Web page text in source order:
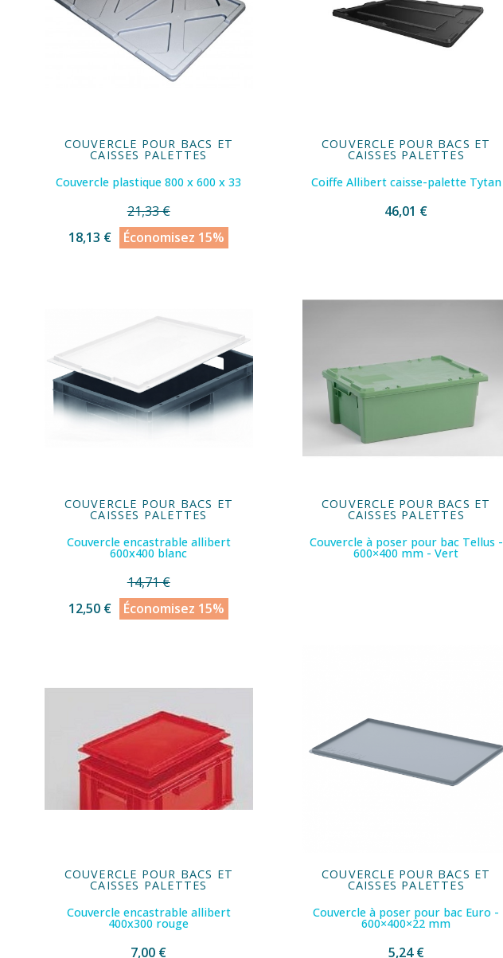
COUVERCLE POUR BACS ET
CAISSES PALETTES
Couvercle plastique 800 x 600 x 33
21,33 €
18,13 €
Économisez 15%
COUVERCLE POUR BACS ET
CAISSES PALETTES
Coiffe Allibert caisse-palette Tytan
46,01 €
COUVERCLE POUR BACS ET
CAISSES PALETTES
Couvercle encastrable allibert
600x400 blanc
14,71 €
12,50 €
Économisez 15%
COUVERCLE POUR BACS ET
CAISSES PALETTES
Couvercle à poser pour bac Tellus -
600×400 mm - Vert
COUVERCLE POUR BACS ET
CAISSES PALETTES
Couvercle encastrable allibert
400x300 rouge
7,00 €
COUVERCLE POUR BACS ET
CAISSES PALETTES
Couvercle à poser pour bac Euro -
600×400×22 mm
5,24 €